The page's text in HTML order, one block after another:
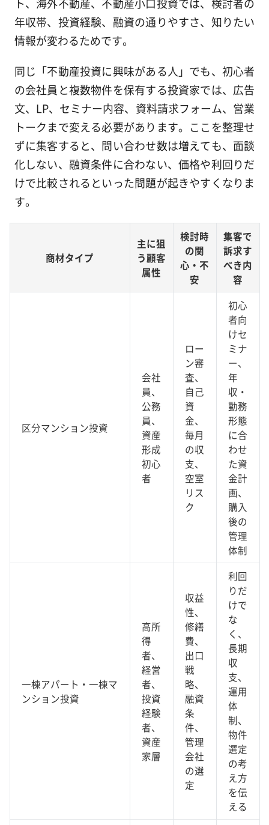
ト、海外不動産、不動産小口投資では、検討者の
年収帯、投資経験、融資の通りやすさ、知りたい
情報が変わるためです。
同じ「不動産投資に興味がある人」でも、初心者
の会社員と複数物件を保有する投資家では、広告
文、LP、セミナー内容、資料請求フォーム、営業
トークまで変える必要があります。ここを整理せ
ずに集客すると、問い合わせ数は増えても、面談
化しない、融資条件に合わない、価格や利回りだ
けで比較されるといった問題が起きやすくなりま
す。
商材タイプ
主に狙
う顧客
属性
検討時
の関
心・不
安
集客で
訴求す
べき内
容
区分マンション投資
会社
員、
公務
員、
資産
形成
初心
者
ロー
ン審
査、
自己
資
金、
毎月
の収
支、
空室
リス
ク
初心
者向
けセ
ミナ
ー、
年
収・
勤務
形態
に合
わせ
た資
金計
画、
購入
後の
管理
体制
一棟アパート・一棟マ
ンション投資
高所
得
者、
経営
者、
投資
経験
者、
資産
家層
収益
性、
修繕
費、
出口
戦
略、
融資
条
件、
管理
会社
の選
定
利回
りだ
けで
な
く、
長期
収
支、
運用
体
制、
物件
選定
の考
え方
を伝
える